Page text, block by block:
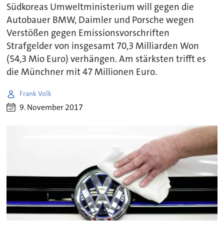
Südkoreas Umweltministerium will gegen die
Autobauer BMW, Daimler und Porsche wegen
Verstößen gegen Emissionsvorschriften
Strafgelder von insgesamt 70,3 Milliarden Won
(54,3 Mio Euro) verhängen. Am stärksten trifft es
die Münchner mit 47 Millionen Euro.
Frank Volk
9. November 2017